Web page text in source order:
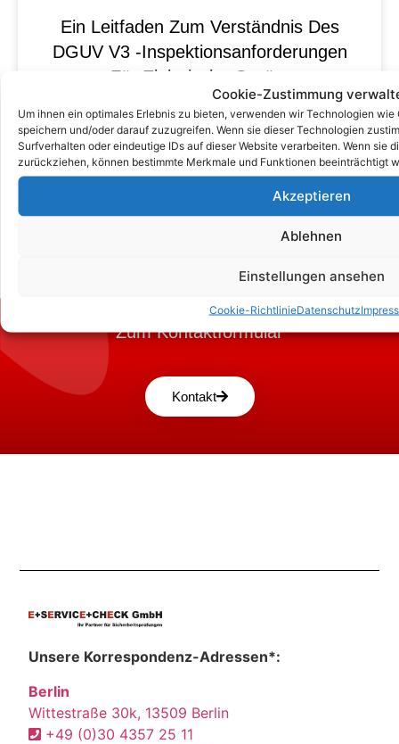
Cookie-Zustimmung
Um ihnen ein optimales Erlebnis zu bieten, verwenden wir Technologien
speichern und/oder darauf zuzugreifen. Wenn sie dieser Technologien
Surfverhalten oder eindeutige IDs auf dieser Website verarbeiten. Wenn sie
zurückziehen, können bestimmte Merkmale und Funktionen beeinträchtigt
Akzeptieren
Ablehnen
Einstellungen ansehen
Cookie-RichtlinieDatenschutz
Ein Leitfaden Zum Verständnis Des
DGUV V3 -Inspektionsanforderungen
Für Elektrische Geräte
Zum Kontaktformular
Kontakt
Unsere Korrespondenz-Adressen*:
Berlin
Wittestraße 30k, 13509 Berlin
+49 (0)30 4357 25 11